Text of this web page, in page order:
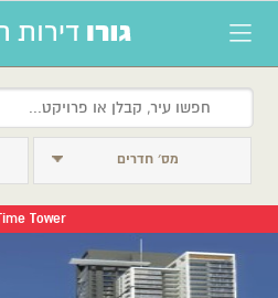
מס׳ חדרים
Time Tower